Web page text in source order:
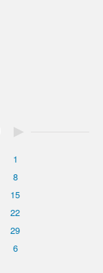
►
1
8
15
22
29
6